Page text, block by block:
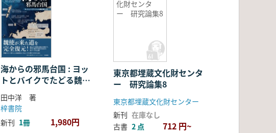
海からの邪馬台国 : ヨッ
トとバイクでたどる魏志
倭人伝
田中洋 著
梓書院
新刊 1冊 1,980円
化財センタ
ー 研究論集8
東京都埋蔵文化財センタ
ー 研究論集8
東京都埋蔵文化財センター
新刊 在庫なし
古書 2 点 712 円~